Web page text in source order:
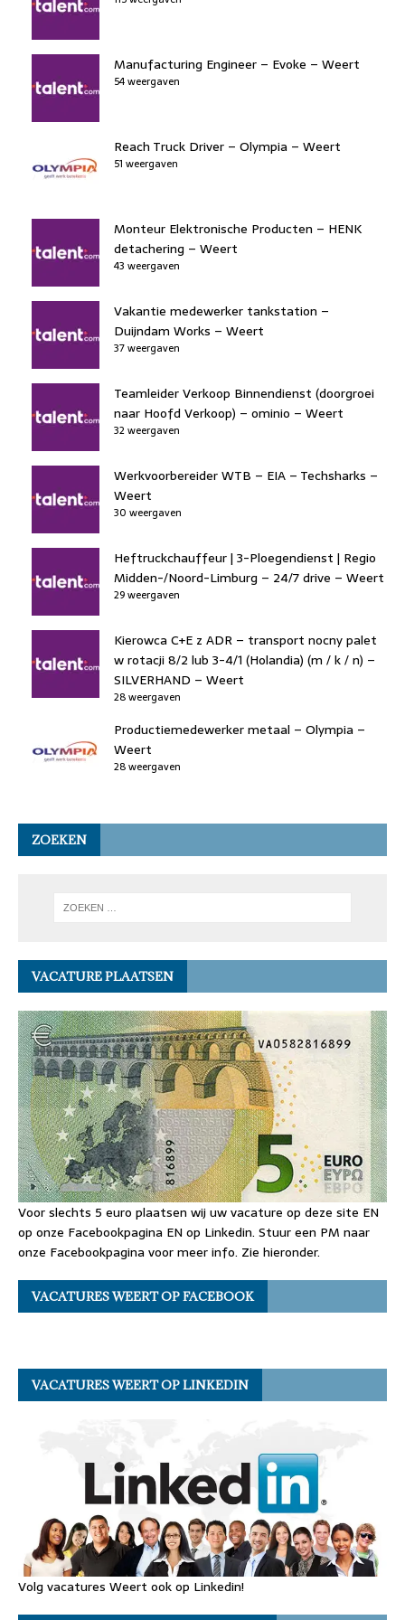
o
o
k
n o
Manufacturing Engineer – Evoke – Weert
54 weergaven
Reach Truck Driver – Olympia – Weert
51 weergaven
Monteur Elektronische Producten – HENK
detachering – Weert
43 weergaven
Vakantie medewerker tankstation –
Duijndam Works – Weert
37 weergaven
Teamleider Verkoop Binnendienst (doorgroei
naar Hoofd Verkoop) – ominio – Weert
32 weergaven
Werkvoorbereider WTB – EIA – Techsharks –
Weert
30 weergaven
Heftruckchauffeur | 3-Ploegendienst | Regio
Midden-/Noord-Limburg – 24/7 drive – Weert
29 weergaven
Kierowca C+E z ADR – transport nocny palet
w rotacji 8/2 lub 3-4/1 (Holandia) (m / k / n) –
SILVERHAND – Weert
28 weergaven
Productiemedewerker metaal – Olympia –
Weert
28 weergaven
ZOEKEN
VACATURE PLAATSEN
Voor slechts 5 euro plaatsen wij uw vacature op deze site EN
op onze Facebookpagina EN op Linkedin. Stuur een PM naar
onze Facebookpagina voor meer info. Zie hieronder.
VACATURES WEERT OP FACEBOOK
VACATURES WEERT OP LINKEDIN
Volg vacatures Weert ook op Linkedin!